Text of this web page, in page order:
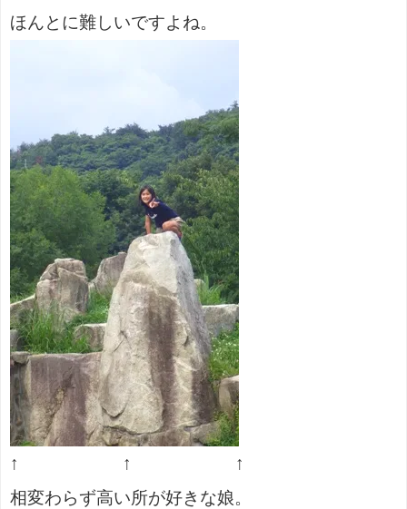
ほんとに難しいですよね。
↑ ↑ ↑
相変わらず高い所が好きな娘。